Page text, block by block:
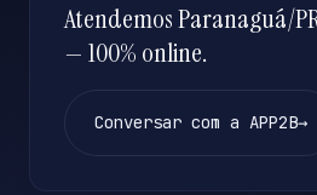
Atendemos Paranaguá/
— 100% online.
Conversar com a APP2B→